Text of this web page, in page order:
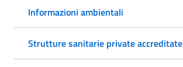
Informazioni ambientali
Strutture sanitarie private accreditate